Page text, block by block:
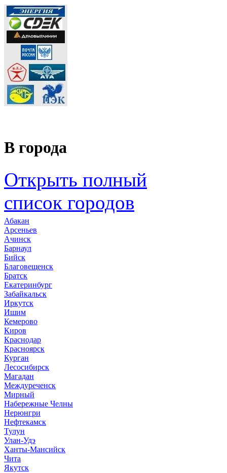
В города
Открыть полный
список городов
Абакан
Арсеньев
Ачинск
Барнаул
Бийск
Благовещенск
Братск
Екатеринбург
Забайкальск
Иркутск
Ишим
Кемерово
Киров
Краснодар
Красноярск
Курган
Лесосибирск
Магадан
Междуреченск
Мирный
Набережные Челны
Нерюнгри
Нефтекамск
Тулун
Улан-Удэ
Ханты-Мансийск
Чита
Якутск